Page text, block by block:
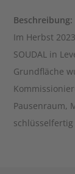
Beschreibung:
Im Herbst
SOUDAL in
Grundfläche
Pausenraum,